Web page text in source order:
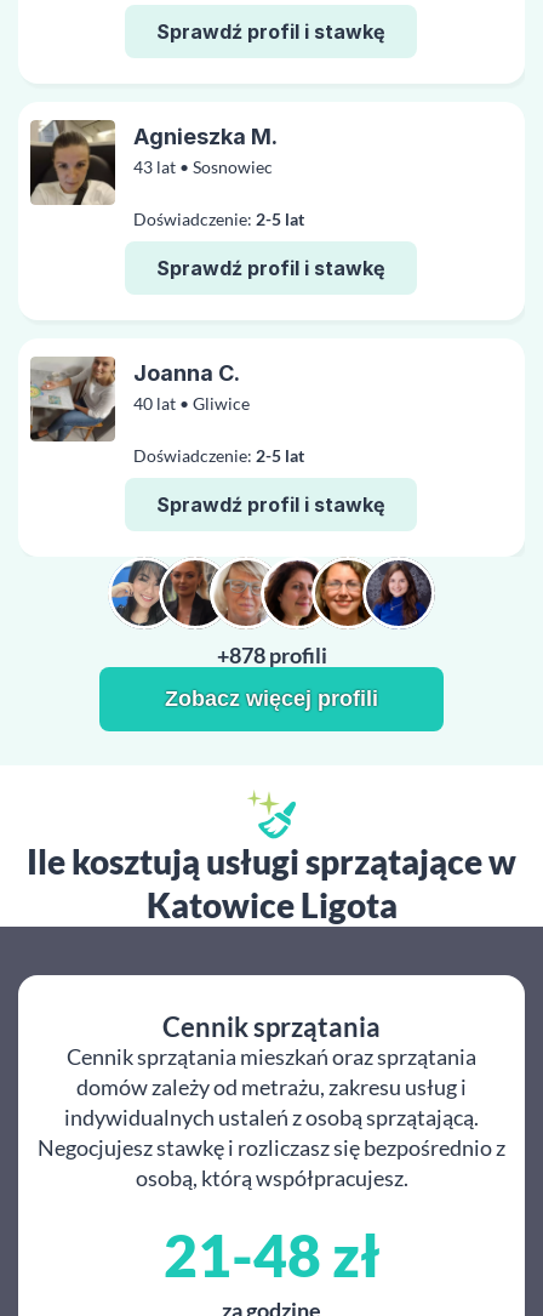
Sprawdź profil i stawkę
43 lat • Sosnowiec
Doświadczenie: 2-5 lat
Sprawdź profil i stawkę
Agnieszka M.
40 lat • Gliwice
Doświadczenie: 2-5 lat
Sprawdź profil i stawkę
Joanna C.
+878 profili
Zobacz więcej profili
Ile kosztują usługi sprzątające w
Katowice Ligota
Cennik sprzątania
Cennik sprzątania mieszkań oraz sprzątania
domów zależy od metrażu, zakresu usług i
indywidualnych ustaleń z osobą sprzątającą.
Negocjujesz stawkę i rozliczasz się bezpośrednio z
osobą, którą współpracujesz.
21-48 zł
za godzinę